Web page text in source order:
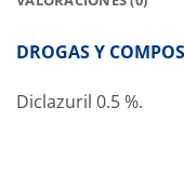
DROGAS Y
Diclazuril 0.5 %.